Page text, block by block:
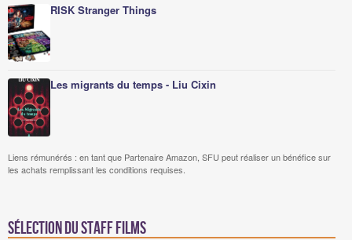
RISK Stranger Things
Les migrants du temps - Liu Cixin
Liens rémunérés : en tant que Partenaire Amazon, SFU peut réaliser un bénéfice sur
les achats remplissant les conditions requises.
Sélection du staff Films